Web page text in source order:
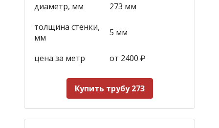
диаметр, мм
273 мм
толщина стенки,
мм
5 мм
цена за метр от 2400 ₽
Купить трубу 273